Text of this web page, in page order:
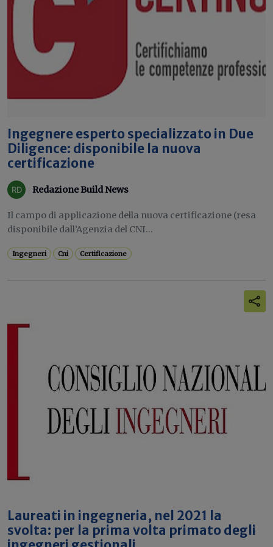
Ingegnere esperto specializzato in Due
Diligence: disponibile la nuova
certificazione
Redazione Build News
Il campo di applicazione della nuova certificazione (resa
disponibile dall’Agenzia del CNI...
Ingegneri Cni Certificazione
Laureati in ingegneria, nel 2021 la
svolta: per la prima volta primato degli